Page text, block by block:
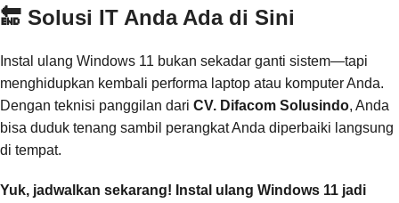
🔚 Solusi IT Anda Ada di Sini
Instal ulang Windows 11 bukan sekadar ganti sistem—tapi
menghidupkan kembali performa laptop atau komputer Anda.
Dengan teknisi panggilan dari CV. Difacom Solusindo, Anda
bisa duduk tenang sambil perangkat Anda diperbaiki langsung
di tempat.
Yuk, jadwalkan sekarang! Instal ulang Windows 11 jadi